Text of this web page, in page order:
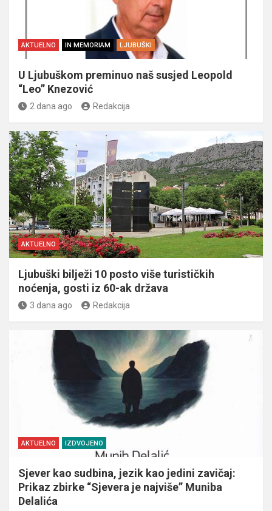
AKTUELNO IN MEMORIAM LJUBUŠKI
U Ljubuškom preminuo naš susjed Leopold
“Leo” Knezović
2 dana ago Redakcija
AKTUELNO
Ljubuški bilježi 10 posto više turističkih
noćenja, gosti iz 60-ak država
3 dana ago Redakcija
AKTUELNO IZDVOJENO
Sjever kao sudbina, jezik kao jedini zavičaj:
Prikaz zbirke “Sjevera je najviše” Muniba
Delalića